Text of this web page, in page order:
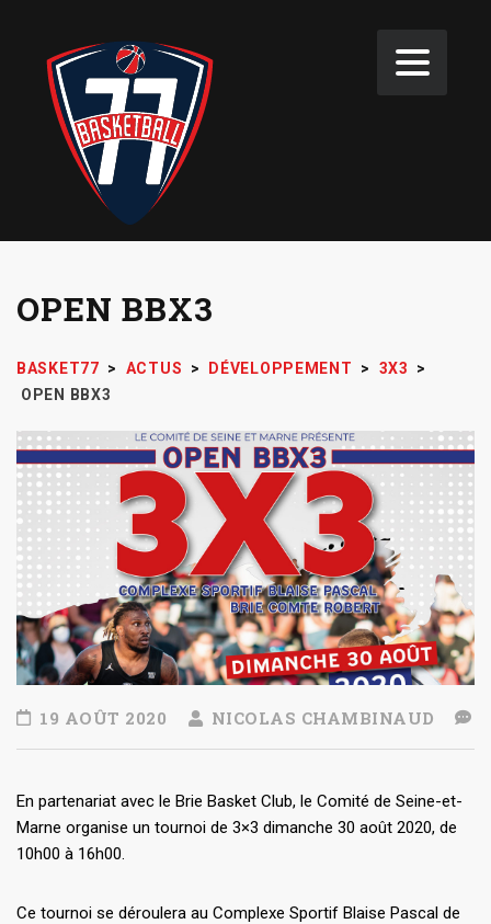
OPEN BBX3
BASKET77 > ACTUS > DÉVELOPPEMENT > 3X3
>
OPEN BBX3
19 AOÛT 2020 NICOLAS CHAMBINAUD
En partenariat avec le Brie Basket Club, le Comité de Seine-et-
Marne organise un tournoi de 3×3 dimanche 30 août 2020, de
10h00 à 16h00.
Ce tournoi se déroulera au Complexe Sportif Blaise Pascal de